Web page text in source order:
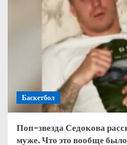
Баскетбол
Поп-звезда Седокова
муже. Что это вообще